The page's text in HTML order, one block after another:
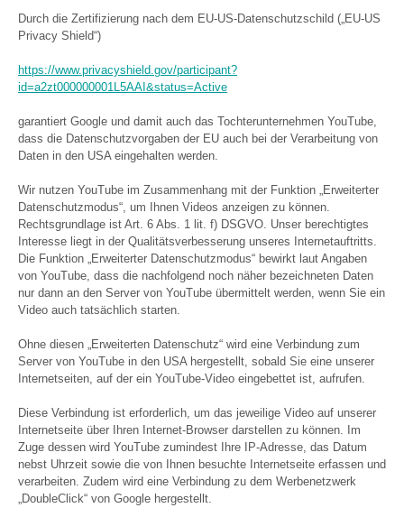
Durch die Zertifizierung nach dem EU-US-Datenschutzschild („EU-US
Privacy Shield“)
https://www.privacyshield.gov/participant?
id=a2zt000000001L5AAI&status=Active
garantiert Google und damit auch das Tochterunternehmen YouTube,
dass die Datenschutzvorgaben der EU auch bei der Verarbeitung von
Daten in den USA eingehalten werden.
Wir nutzen YouTube im Zusammenhang mit der Funktion „Erweiterter
Datenschutzmodus“, um Ihnen Videos anzeigen zu können.
Rechtsgrundlage ist Art. 6 Abs. 1 lit. f) DSGVO. Unser berechtigtes
Interesse liegt in der Qualitätsverbesserung unseres Internetauftritts.
Die Funktion „Erweiterter Datenschutzmodus“ bewirkt laut Angaben
von YouTube, dass die nachfolgend noch näher bezeichneten Daten
nur dann an den Server von YouTube übermittelt werden, wenn Sie ein
Video auch tatsächlich starten.
Ohne diesen „Erweiterten Datenschutz“ wird eine Verbindung zum
Server von YouTube in den USA hergestellt, sobald Sie eine unserer
Internetseiten, auf der ein YouTube-Video eingebettet ist, aufrufen.
Diese Verbindung ist erforderlich, um das jeweilige Video auf unserer
Internetseite über Ihren Internet-Browser darstellen zu können. Im
Zuge dessen wird YouTube zumindest Ihre IP-Adresse, das Datum
nebst Uhrzeit sowie die von Ihnen besuchte Internetseite erfassen und
verarbeiten. Zudem wird eine Verbindung zu dem Werbenetzwerk
„DoubleClick“ von Google hergestellt.